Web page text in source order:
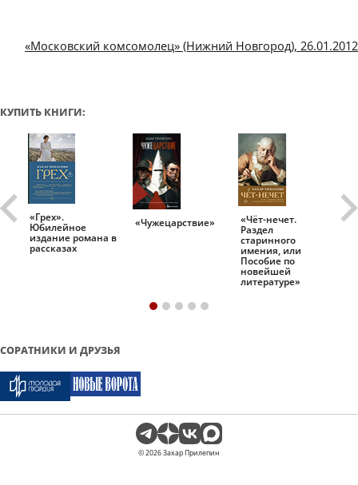
«Московский комсомолец» (Нижний Новгород), 26.01.2012
КУПИТЬ КНИГИ:
«Грех».
Юбилейное
издание романа в
рассказах
«Чужецарствие» «Чёт-нечет.
Раздел
старинного
имения, или
Пособие по
новейшей
литературе»
СОРАТНИКИ И ДРУЗЬЯ
© 2026 Захар Прилепин